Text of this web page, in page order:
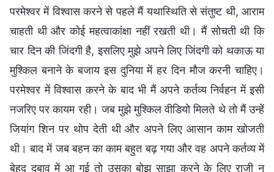
परमेश्वर में विश्वास करने से पहले मैं यथास्थिति से संतुष्ट थी, आराम
चाहती थी और कोई महत्वाकांक्षा नहीं रखती थी। मैं सोचती थी कि
चार दिन की जिंदगी है, इसलिए मुझे अपने लिए जिंदगी को थकाऊ या
मुश्किल बनाने के बजाय इस दुनिया में हर दिन मौज करनी चाहिए।
परमेश्वर में विश्वास करने के बाद भी मैं अपने कर्तव्य निर्वहन में इसी
नजरिए पर कायम रही। जब मुझे मुश्किल वीडियो मिलते थे तो मैं उन्हें
जियांग शिन पर थोप देती थी और अपने लिए आसान काम खोजती
थी। बाद में जब बहन का काम बहुत बढ़ गया और वह अपने कर्तव्य में
बेहद दबाव में आ गई तो उसका बोझ साझा करने के लिए राजी न